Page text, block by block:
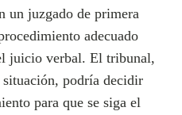
un juzgado de primera
adecuado
juicio verbal. El tribunal,
situación, podría decidir
para que se siga el